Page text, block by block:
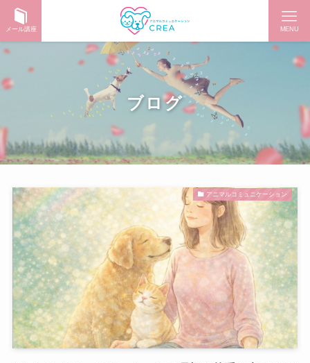
メール講座 MENU
ブログ
アニマルコミュニケーション